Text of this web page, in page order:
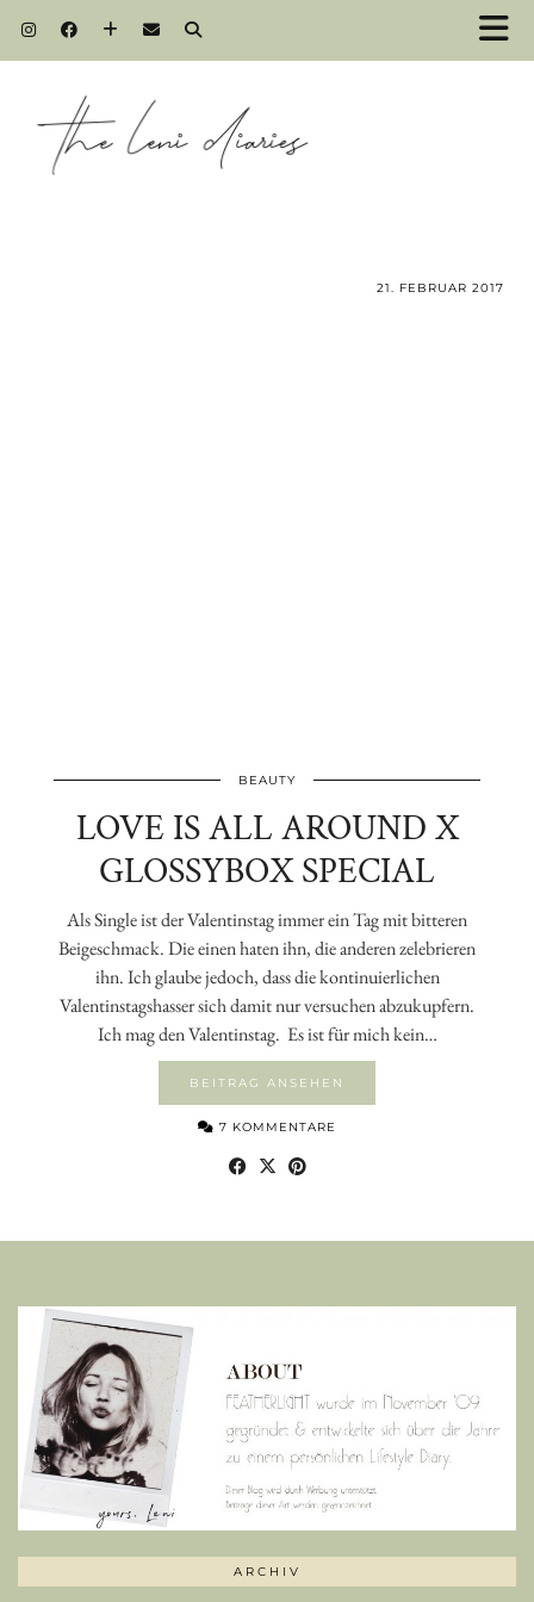
21. FEBRUAR 2017
BEAUTY
LOVE IS ALL AROUND X
GLOSSYBOX SPECIAL
Als Single ist der Valentinstag immer ein Tag mit bitteren
Beigeschmack. Die einen haten ihn, die anderen zelebrieren
ihn. Ich glaube jedoch, dass die kontinuierlichen
Valentinstagshasser sich damit nur versuchen abzukupfern.
Ich mag den Valentinstag. Es ist für mich kein…
BEITRAG ANSEHEN
7 KOMMENTARE
ARCHIV